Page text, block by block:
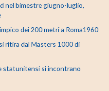
nel bimestre giugno-luglio,
dei 200 metri a Roma1960
ritira dal Masters 1000 di
statunitensi si incontrano